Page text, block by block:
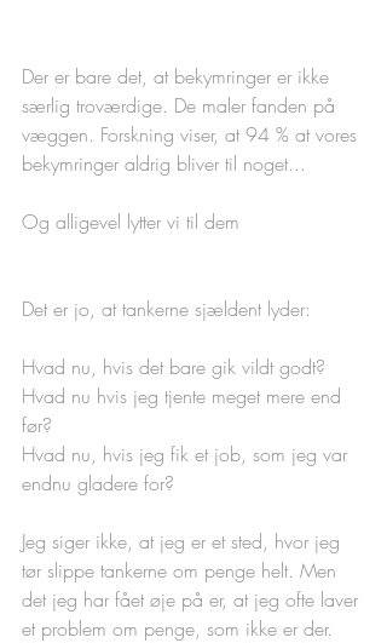
Der er bare det, at bekymringer er ikke
særlig troværdige. De maler fanden på
væggen. Forskning viser, at 94 % at vores
bekymringer aldrig bliver til noget...
Og alligevel lytter vi til dem
Det er jo, at tankerne sjældent lyder:
Hvad nu, hvis det bare gik vildt godt?
Hvad nu hvis jeg tjente meget mere end
før?
Hvad nu, hvis jeg fik et job, som jeg var
endnu gladere for?
Jeg siger ikke, at jeg er et sted, hvor jeg
tør slippe tankerne om penge helt. Men
det jeg har fået øje på er, at jeg ofte laver
et problem om penge, som ikke er der.